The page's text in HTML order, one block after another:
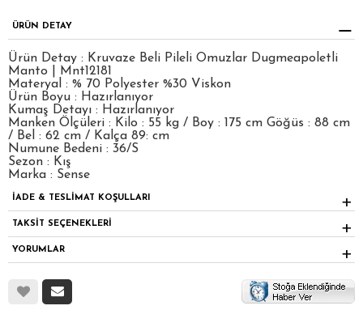
ÜRÜN DETAY
Ürün Detay : Kruvaze Beli Pileli Omuzlar Dugmeapoletli
Manto | Mnt12181
Materyal : % 70 Polyester %30 Viskon
Ürün Boyu : Hazırlanıyor
Kumaş Detayı : Hazırlanıyor
Manken Ölçüleri : Kilo : 55 kg / Boy : 175 cm Göğüs : 88 cm
/ Bel : 62 cm / Kalça 89: cm
Numune Bedeni : 36/S
Sezon : Kış
Marka : Sense
İADE & TESLİMAT KOŞULLARI
TAKSİT SEÇENEKLERİ
YORUMLAR